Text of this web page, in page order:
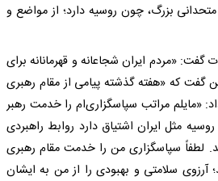
بزرگ، چون روسیه دارد؛ از مواضع و
گفت: «مردم ایران شجاعانه و قهرمانانه برای
گفت که «هفته گذشته پیامی از مقام رهبری
«مایلم مراتب سپاسگزاری‌ام را خدمت رهبر
روسیه مثل ایران اشتیاق دارد روابط راهبردی
لطفاً سپاسگزاری من را خدمت مقام رهبری
آرزوی سلامتی و بهبودی را از من به ایشان